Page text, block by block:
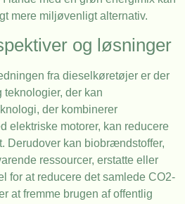
mere miljøvenligt alternativ.
og løsninger
fra dieselkøretøjer er der
der kan
der kombinerer
elektriske motorer, kan reducere
Derudover kan biobrændstoffer,
ressourcer, erstatte eller
for at reducere det samlede CO2-
at fremme brugen af offentlig